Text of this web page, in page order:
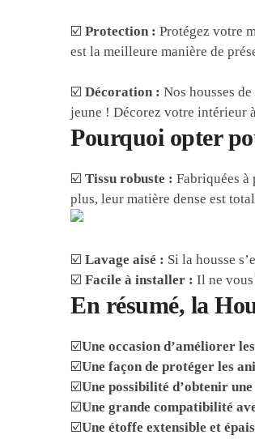
☑️Protection : Protégez votre
est la meilleure manière de
☑️Décoration : Nos housses
jeune ! Décorez votre intérieur
Pourquoi opter
☑️Tissu robuste : Fabriquées à
plus, leur matière dense est
☑️Lavage aisé : Si la housse
☑️Facile à installer : Il ne
En résumé, la
☑️Une occasion d’améliorer
☑️Une façon de protéger les
☑️Une possibilité d’obtenir
☑️Une grande compatibilité
☑️Une étoffe extensible et